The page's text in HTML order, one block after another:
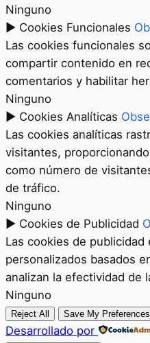
Ninguno
► Cookies Funcionales
Las cookies funcionales
compartir contenido en
comentarios y habilitar
Ninguno
► Cookies Analíticas
Las cookies analíticas
visitantes,
como número de
de tráfico.
Ninguno
► Cookies de Publicidad
Las cookies de publicidad
personalizados basados
analizan la efectividad de
Ninguno
Reject All Save My Preferences
Desarrollado por